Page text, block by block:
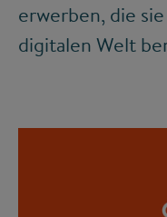
erwerben, die
digitalen Welt